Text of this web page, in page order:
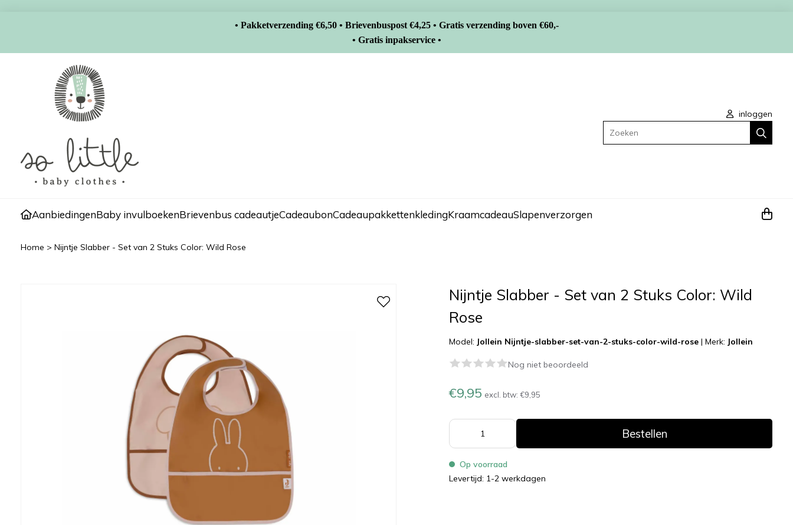
• Pakketverzending €6,50 • Brievenbuspost €4,25 • Gratis verzending boven €60,-
• Gratis inpakservice •
inloggen
Zoeken
AanbiedingenBaby invulboekenBrievenbus cadeautjeCadeaubonCadeaupakkettenkledingKraamcadeauSlapenverzorgen
Home > Nijntje Slabber - Set van 2 Stuks Color: Wild Rose
Nijntje Slabber - Set van 2 Stuks Color: Wild
Rose
Model: Jollein Nijntje-slabber-set-van-2-stuks-color-wild-rose |Merk: Jollein
Nog niet beoordeeld
€9,95 excl. btw:€9,95
Bestellen
Op voorraad
Levertijd: 1-2 werkdagen